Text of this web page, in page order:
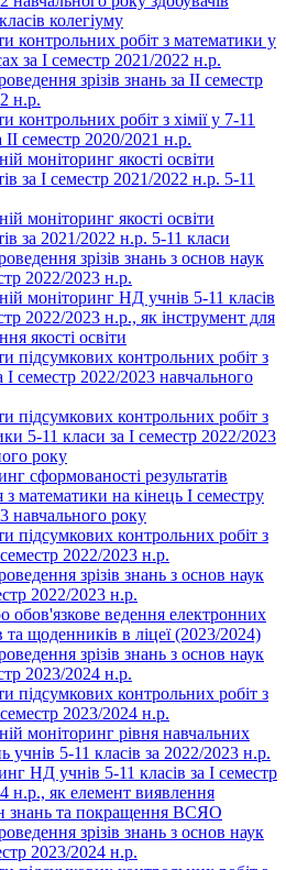
колегіуму
контрольних робіт з математики у
за І семестр 2021/2022 н.р.
зрізів знань за ІІ семестр
н.р.
контрольних робіт з хімії у 7-11
ІІ семестр 2020/2021 н.р.
моніторинг якості освіти
за І семестр 2021/2022 н.р. 5-11
моніторинг якості освіти
за 2021/2022 н.р. 5-11 класи
зрізів знань з основ наук
2022/2023 н.р.
моніторинг НД учнів 5-11 класів
2022/2023 н.р., як інструмент для
якості освіти
підсумкових контрольних робіт з
І семестр 2022/2023 навчального
підсумкових контрольних робіт з
5-11 класи за І семестр 2022/2023
року
сформованості результатів
з математики на кінець І семестру
навчального року
підсумкових контрольних робіт з
семестр 2022/2023 н.р.
зрізів знань з основ наук
2022/2023 н.р.
обов'язкове ведення електронних
та щоденників в ліцеї (2023/2024)
зрізів знань з основ наук
2023/2024 н.р.
підсумкових контрольних робіт з
семестр 2023/2024 н.р.
моніторинг рівня навчальних
учнів 5-11 класів за 2022/2023 н.р.
НД учнів 5-11 класів за І семестр
н.р., як елемент виявлення
знань та покращення ВСЯО
зрізів знань з основ наук
2023/2024 н.р.